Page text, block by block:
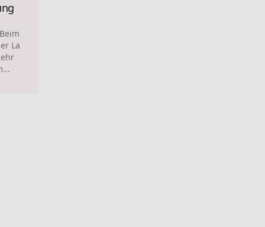
La